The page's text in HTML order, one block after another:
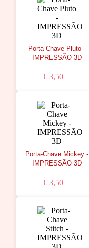
Porta-Chave Pluto -
IMPRESSÃO 3D
€ 3,50
Porta-Chave Mickey -
IMPRESSÃO 3D
€ 3,50